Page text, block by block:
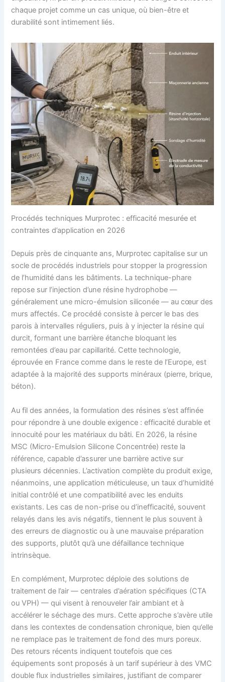
chaque projet comme un cas unique, où bien-être et
durabilité sont intimement liés.
Procédés techniques Murprotec : efficacité mesurée et
contraintes d’application en 2026
Depuis près de cinquante ans, Murprotec capitalise sur un
socle de procédés industriels pour stopper la progression
de l’humidité dans les bâtiments. La technique-phare
repose sur l’injection d’une résine hydrophobe —
généralement une micro-émulsion siliconée — au cœur des
murs affectés. Ce procédé consiste à percer le bas des
parois à intervalles réguliers, puis à y injecter la résine qui
durcit, formant une barrière étanche bloquant les
remontées d’eau par capillarité. Cette technologie,
éprouvée en France comme dans le reste de l’Europe, est
adaptée à la majorité des supports minéraux (pierre, brique,
béton).
Au fil des années, la formulation des résines s’est affinée
pour répondre à une double exigence : efficacité durable et
innocuité pour les matériaux du bâti. En 2026, la résine
MSC (Micro-Emulsion Silicone Concentrée) reste la
référence, capable d’assurer une barrière active sur
plusieurs décennies. L’activation complète du produit exige,
néanmoins, une application méticuleuse, un taux d’humidité
initial contrôlé et une compatibilité avec les enduits
existants. Les cas de non-prise ou d’inefficacité, souvent
relayés dans les avis négatifs, tiennent le plus souvent à
des erreurs de diagnostic ou à une mauvaise préparation
des supports, plutôt qu’à une défaillance technique
intrinsèque.
En complément, Murprotec déploie des solutions de
traitement de l’air — centrales d’aération spécifiques (CTA
ou VPH) — qui visent à renouveler l’air ambiant et à
accélérer le séchage des murs. Cette approche s’avère utile
dans les contextes de condensation chronique, bien qu’elle
ne remplace pas le traitement de fond des murs poreux.
Des retours récents indiquent toutefois que ces
équipements sont proposés à un tarif supérieur à des VMC
double flux industrielles similaires, justifiant de comparer